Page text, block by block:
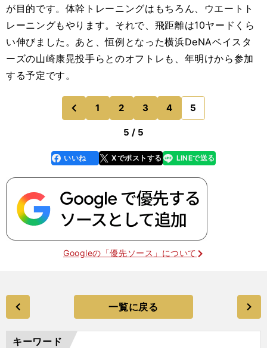
が目的です。体幹トレーニングはもちろん、ウエートト
レーニングもやります。それで、飛距離は10ヤードくら
い伸びました。あと、恒例となった横浜DeNAベイスタ
ーズの山崎康晃投手らとのオフトレも、年明けから参加
する予定です。
前
のページへ
1 2 3 4 5
5 / 5
faceboo
k
いいね Xでポストする
line LINEで送る
Googleの「優先ソース」について
一覧に戻る
キーワード